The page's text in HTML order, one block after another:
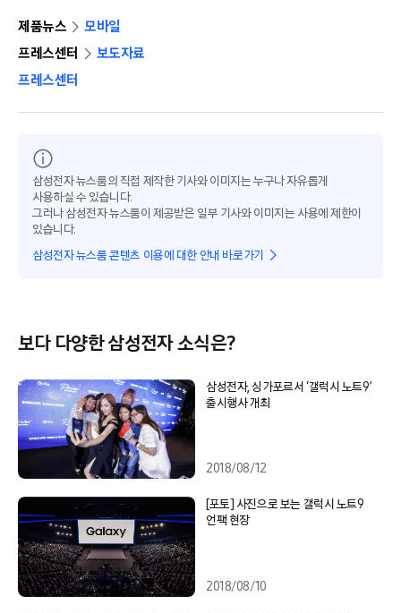
제품뉴스
모바일
프레스센터
보도자료
프레스센터
삼성전자 뉴스룸의 직접 제작한 기사와 이미지는 누구나 자유롭게
사용하실 수 있습니다.
그러나 삼성전자 뉴스룸이 제공받은 일부 기사와 이미지는 사용에 제한이
있습니다.
삼성전자 뉴스룸 콘텐츠 이용에 대한 안내 바로가기
보다 다양한 삼성전자 소식은?
삼성전자, 싱가포르서 ‘갤럭시 노트9’
출시행사 개최
2018/08/12
[포토] 사진으로 보는 갤럭시 노트9
언팩 현장
2018/08/10